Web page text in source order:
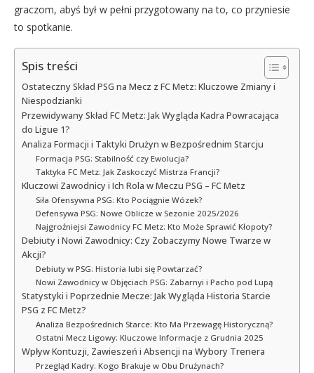
graczom, abyś był w pełni przygotowany na to, co przyniesie
to spotkanie.
Spis treści
Ostateczny Skład PSG na Mecz z FC Metz: Kluczowe Zmiany i
Niespodzianki
Przewidywany Skład FC Metz: Jak Wygląda Kadra Powracająca
do Ligue 1?
Analiza Formacji i Taktyki Drużyn w Bezpośrednim Starcju
Formacja PSG: Stabilność czy Ewolucja?
Taktyka FC Metz: Jak Zaskoczyć Mistrza Francji?
Kluczowi Zawodnicy i Ich Rola w Meczu PSG – FC Metz
Siła Ofensywna PSG: Kto Pociągnie Wózek?
Defensywa PSG: Nowe Oblicze w Sezonie 2025/2026
Najgroźniejsi Zawodnicy FC Metz: Kto Może Sprawić Kłopoty?
Debiuty i Nowi Zawodnicy: Czy Zobaczymy Nowe Twarze w
Akcji?
Debiuty w PSG: Historia lubi się Powtarzać?
Nowi Zawodnicy w Objęciach PSG: Zabarnyi i Pacho pod Lupą
Statystyki i Poprzednie Mecze: Jak Wygląda Historia Starcie
PSG z FC Metz?
Analiza Bezpośrednich Starce: Kto Ma Przewagę Historyczną?
Ostatni Mecz Ligowy: Kluczowe Informacje z Grudnia 2025
Wpływ Kontuzji, Zawieszeń i Absencji na Wybory Trenera
Przegląd Kadry: Kogo Brakuje w Obu Drużynach?